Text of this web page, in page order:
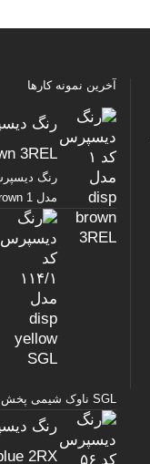
آخرین نمونه کارها
3REL
مدل brown 1 ناوک شیمی پخش
SGL ناوک شیمی پخش
2RX